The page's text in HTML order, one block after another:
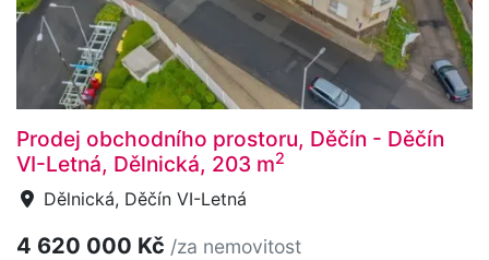
Prodej obchodního prostoru, Děčín - Děčín
VI-Letná, Dělnická, 203 m2
Dělnická, Děčín VI-Letná
4 620 000 Kč /za nemovitost